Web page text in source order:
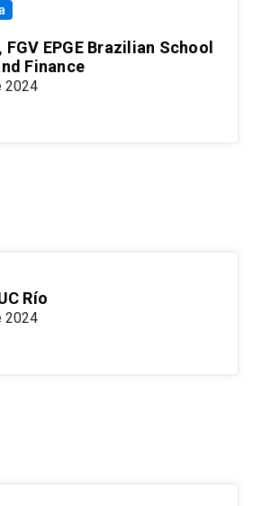
EPGE Brazilian School
Finance
2024
Río
2024